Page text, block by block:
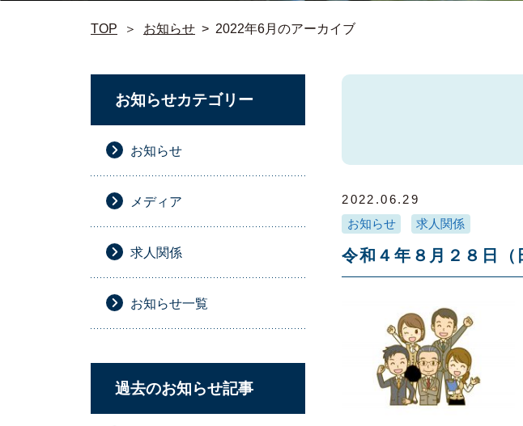
TOP ＞ お知らせ > 2022年6月のアーカイブ
2022.06.29
お知らせ
求人関係
令和４年８月２８日
お知らせカテゴリー
お知らせ
メディア
求人関係
お知らせ一覧
過去のお知らせ記事